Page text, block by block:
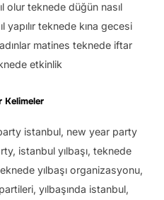
olur teknede düğün nasıl
yapılır teknede kına gecesi
matines teknede iftar
etkinlik
Kelimeler
istanbul, new year party
istanbul yılbaşı, teknede
yılbaşı organizasyonu,
yılbaşında istanbul,